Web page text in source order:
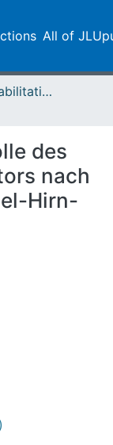
All of
Dissertationen/Habilitationen
des
nach
Hirn-